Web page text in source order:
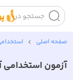
جستجو در
صفحه اصلی
آزمون